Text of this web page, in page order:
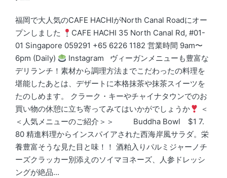
福岡で大人気のCAFE HACHIがNorth Canal Roadにオー
プンしました
CAFE HACHI 35 North Canal Rd, #01-
01 Singapore 059291 +65 6226 1182 営業時間 9am〜
6pm (Daily)
Instagram ヴィーガンメニューも豊富な
デリランチ！素材から調理方法までこだわったの料理を
堪能したあとは、デザートに本格抹茶や抹茶スイーツを
たのしめます。 クラーク・キーやチャイナタウンでのお
買い物の休憩に立ち寄ってみてはいかがでしょうか
＜
＜人気メニューのご紹介＞＞ Buddha Bowl $1 7.
80 精進料理からインスパイアされた西海岸風サラダ。栄
養豊富そうな見た目と味！！ 酒粕入りパルミジャーノチ
ーズクラッカー別添えのソイマヨネーズ、人参ドレッシ
ングが絶品...